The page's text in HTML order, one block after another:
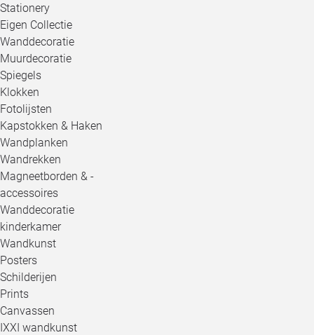
Stationery
Eigen Collectie
Wanddecoratie
Muurdecoratie
Spiegels
Klokken
Fotolijsten
Kapstokken & Haken
Wandplanken
Wandrekken
Magneetborden & -
accessoires
Wanddecoratie
kinderkamer
Wandkunst
Posters
Schilderijen
Prints
Canvassen
IXXI wandkunst